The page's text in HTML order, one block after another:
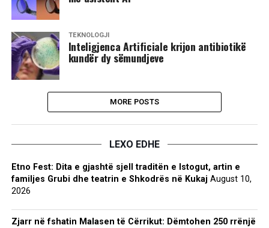
TEKNOLOGJI
Inteligjenca Artificiale krijon antibiotikë
kundër dy sëmundjeve
MORE POSTS
LEXO EDHE
Etno Fest: Dita e gjashtë sjell traditën e Istogut, artin e
familjes Grubi dhe teatrin e Shkodrës në Kukaj August 10,
2026
Zjarr në fshatin Malasen të Cërrikut: Dëmtohen 250 rrënjë